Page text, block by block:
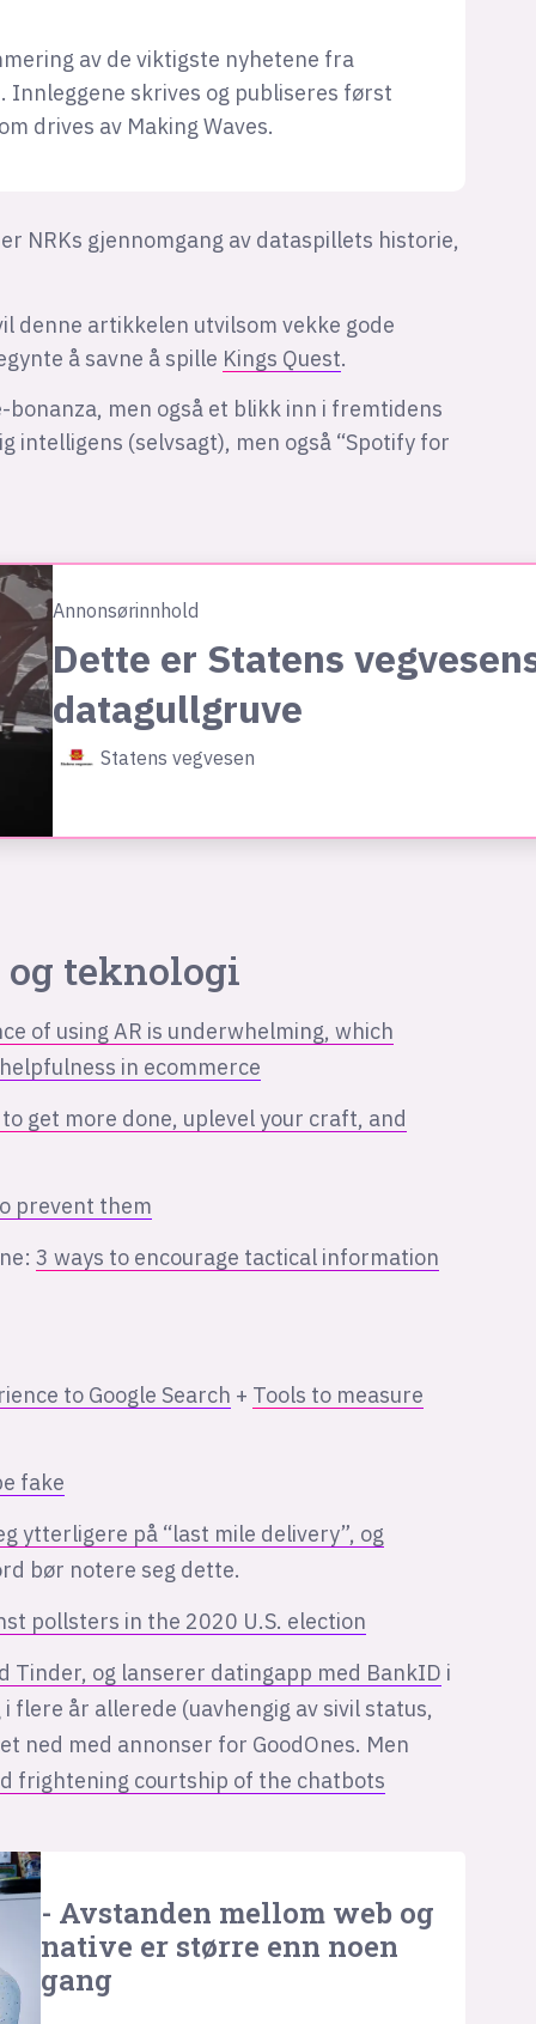
av de viktigste nyhetene fra
Innleggene skrives og publiseres først
drives av Making Waves.
NRKs gjennomgang av dataspillets historie,
denne artikkelen utvilsom vekke gode
å savne å spille Kings Quest.
men også et blikk inn i fremtidens
intelligens (selvsagt), men også “Spotify for
Annonsørinnhold
Dette er Statens
datagullgruve
Statens vegvesen
og teknologi
of using AR is underwhelming, which
in ecommerce
get more done, uplevel your craft, and
prevent them
3 ways to encourage tactical information
to Google Search + Tools to measure
fake
ytterligere på “last mile delivery”, og
bør notere seg dette.
pollsters in the 2020 U.S. election
Tinder, og lanserer datingapp med BankID i
flere år allerede (uavhengig av sivil status,
ned med annonser for GoodOnes. Men
frightening courtship of the chatbots
- Avstanden mellom web og
native er større enn noen
gang